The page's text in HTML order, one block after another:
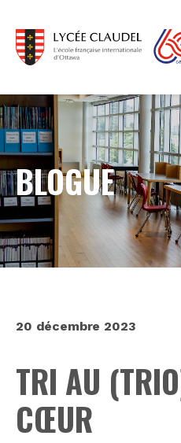
BLOGUE
20 décembre 2023
TRI AU
CŒUR